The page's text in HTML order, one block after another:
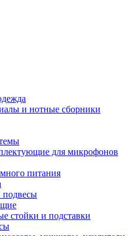
и нотные сборники
для микрофонов
питания
подвесы
стойки и подставки